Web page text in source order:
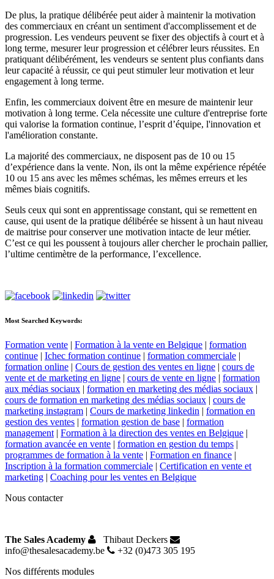
De plus, la pratique délibérée peut aider à maintenir la motivation
des commerciaux en créant un sentiment d'accomplissement et de
progression. Les vendeurs peuvent se fixer des objectifs à court et à
long terme, mesurer leur progression et célébrer leurs réussites. En
pratiquant délibérément, les vendeurs se sentent plus confiants dans
leur capacité à réussir, ce qui peut stimuler leur motivation et leur
engagement à long terme.
Enfin, les commerciaux doivent être en mesure de maintenir leur
motivation à long terme. Cela nécessite une culture d'entreprise forte
qui valorise la formation continue, l’esprit d’équipe, l'innovation et
l'amélioration constante.
La majorité des commerciaux, ne disposent pas de 10 ou 15
d’expérience dans la vente. Non, ils ont la même expérience répétée
10 ou 15 ans avec les mêmes schémas, les mêmes erreurs et les
mêmes biais cognitifs.
Seuls ceux qui sont en apprentissage constant, qui se remettent en
cause, qui usent de la pratique délibérée se hissent à un haut niveau
de maitrise pour conserver une motivation intacte de leur métier.
C’est ce qui les poussent à toujours aller chercher le prochain pallier,
l’ultime centimètre de la performance, l’excellence.
Most Searched Keywords:
Formation vente | Formation à la vente en Belgique | formation
continue | Ichec formation continue | formation commerciale |
formation online | Cours de gestion des ventes en ligne | cours de
vente et de marketing en ligne | cours de vente en ligne | formation
aux médias sociaux | formation en marketing des médias sociaux |
cours de formation en marketing des médias sociaux | cours de
marketing instagram | Cours de marketing linkedin | formation en
gestion des ventes | formation gestion de base | formation
management | Formation à la direction des ventes en Belgique |
formation avancée en vente | formation en gestion du temps |
programmes de formation à la vente | Formation en finance |
Inscription à la formation commerciale | Certification en vente et
marketing | Coaching pour les ventes en Belgique
Nous contacter
The Sales Academy
Thibaut Deckers
info@thesalesacademy.be
+32 (0)473 305 195
Nos différents modules